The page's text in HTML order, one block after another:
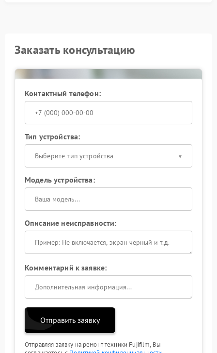
ремонт или замена поврежденных креплений;
сборка и контроль работы оптики.
Обращение в сервисный центр Fujifilm позволяет
исключить скрытые повреждения, которые не
и качество съемки.
Заказать консультацию
Контактный телефон:
Тип устройства:
Выберите тип устройства
Модель устройства:
Описание неисправности:
Комментарий к заявке:
Отправить заявку
Отправляя заявку на ремонт техники Fujifilm, Вы